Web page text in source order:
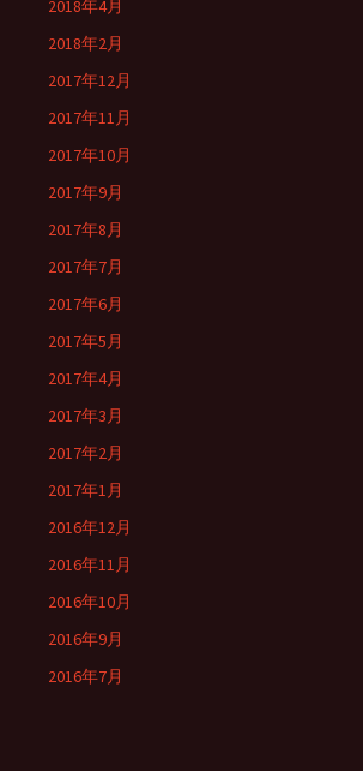
2018年4月
2018年2月
2017年12月
2017年11月
2017年10月
2017年9月
2017年8月
2017年7月
2017年6月
2017年5月
2017年4月
2017年3月
2017年2月
2017年1月
2016年12月
2016年11月
2016年10月
2016年9月
2016年7月